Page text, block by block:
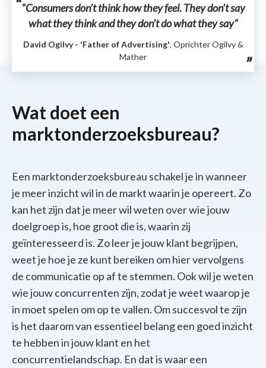
"Consumers don’t think how they feel. They don’t say
what they think and they don’t do what they say"
David Ogilvy - 'Father of Advertising', Oprichter Ogilvy &
Mather
Wat doet een
marktonderzoeksbureau?
Een marktonderzoeksbureau schakel je in wanneer
je meer inzicht wil in de markt waarin je opereert. Zo
kan het zijn dat je meer wil weten over wie jouw
doelgroep is, hoe groot die is, waarin zij
geïnteresseerd is. Zo leer je jouw klant begrijpen,
weet je hoe je ze kunt bereiken om hier vervolgens
de communicatie op af te stemmen. Ook wil je weten
wie jouw concurrenten zijn, zodat je weet waarop je
in moet spelen om op te vallen. Om succesvol te zijn
is het daarom van essentieel belang een goed inzicht
te hebben in jouw klant en het
concurrentielandschap. En dat is waar een